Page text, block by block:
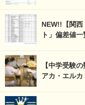
NEW!!【関西
ト」偏差値一
【中学受験
アカ・エル